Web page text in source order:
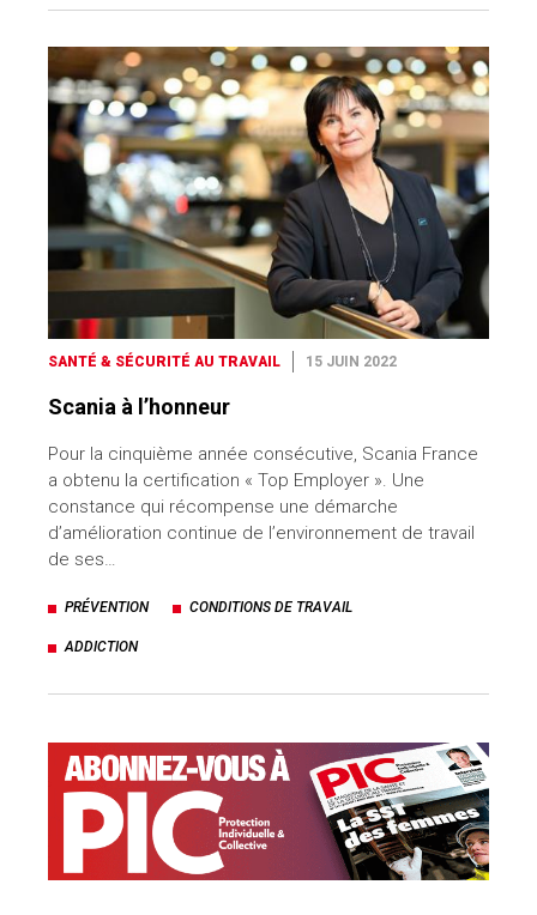
SANTÉ & SÉCURITÉ AU TRAVAIL 15 JUIN 2022
Scania à l’honneur
Pour la cinquième année consécutive, Scania France
a obtenu la certification « Top Employer ». Une
constance qui récompense une démarche
d’amélioration continue de l’environnement de travail
de ses…
PRÉVENTION CONDITIONS DE TRAVAIL
ADDICTION